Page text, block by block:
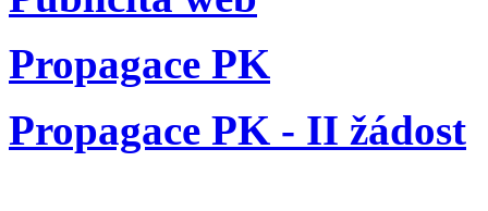
Propagace PK
Propagace PK - II žádost